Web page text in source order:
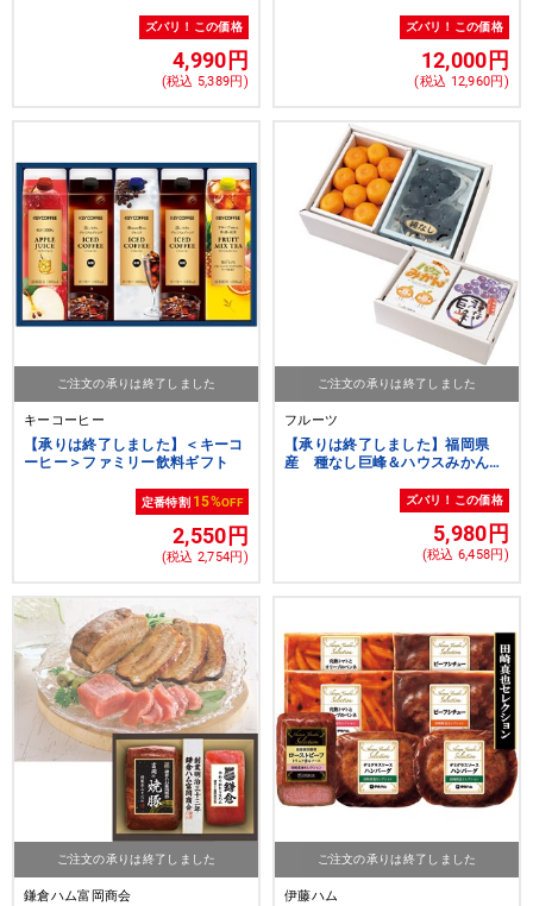
ズバリ！この価格
4,990円
(税込 5,389円)
ズバリ！この価格
12,000円
(税込 12,960円)
ご注文の承りは終了しました
キーコーヒー
【承りは終了しました】＜キーコ
ーヒー＞ファミリー飲料ギフト
定番特割 15%OFF
2,550円
(税込 2,754円)
ご注文の承りは終了しました
フルーツ
【承りは終了しました】福岡県
産 種なし巨峰＆ハウスみかん詰
ズバリ！この価格
5,980円
(税込 6,458円)
ご注文の承りは終了しました
鎌倉ハム富岡商会
ご注文の承りは終了しました
伊藤ハム